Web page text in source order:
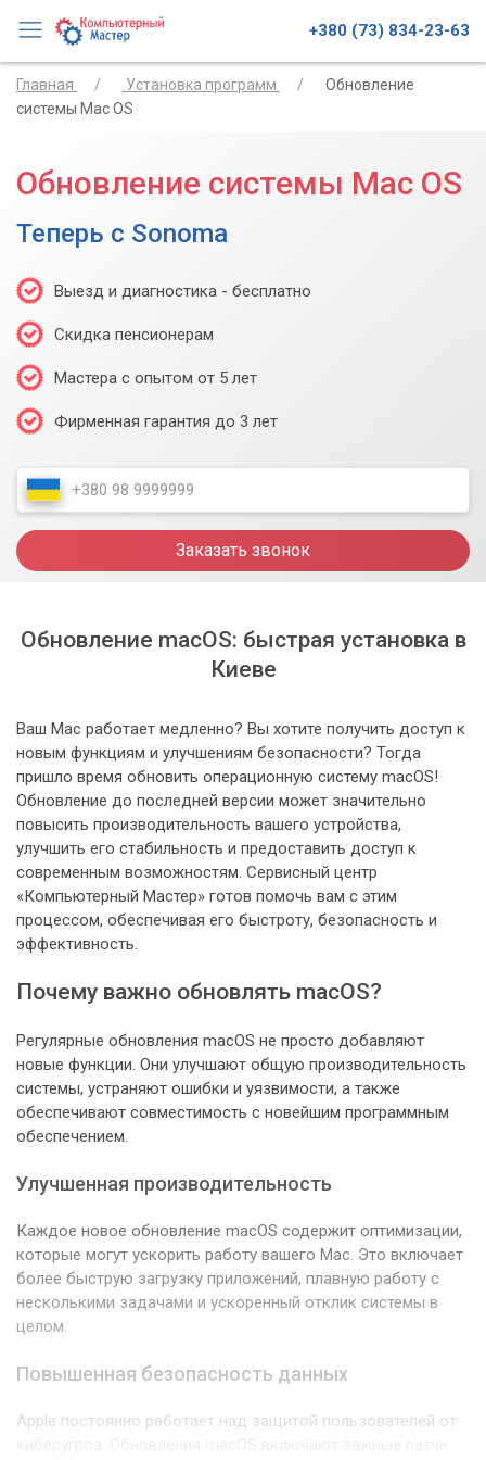
+380 (73) 834-23-63
Главная Установка программ
Обновление
системы Mac OS
Обновление системы Mac OS
Теперь с Sonoma
Выезд и диагностика - бесплатно
Скидка пенсионерам
Мастера с опытом от 5 лет
Фирменная гарантия до 3 лет
Заказать звонок
Обновление macOS: быстрая установка в
Киеве
Ваш Mac работает медленно? Вы хотите получить доступ к
новым функциям и улучшениям безопасности? Тогда
пришло время обновить операционную систему macOS!
Обновление до последней версии может значительно
повысить производительность вашего устройства,
улучшить его стабильность и предоставить доступ к
современным возможностям. Сервисный центр
«Компьютерный Мастер» готов помочь вам с этим
процессом, обеспечивая его быстроту, безопасность и
эффективность.
Почему важно обновлять macOS?
Регулярные обновления macOS не просто добавляют
новые функции. Они улучшают общую производительность
системы, устраняют ошибки и уязвимости, а также
обеспечивают совместимость с новейшим программным
обеспечением.
Улучшенная производительность
Каждое новое обновление macOS содержит оптимизации,
которые могут ускорить работу вашего Mac. Это включает
более быструю загрузку приложений, плавную работу с
несколькими задачами и ускоренный отклик системы в
целом.
Повышенная безопасность данных
Apple постоянно работает над защитой пользователей от